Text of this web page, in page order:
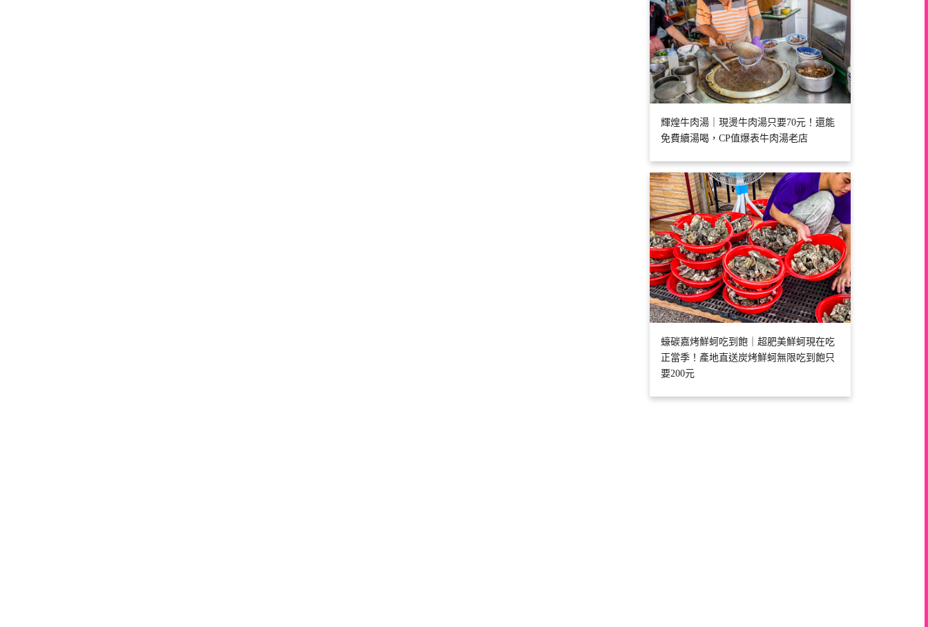
輝煌牛肉湯｜現燙牛肉湯只要70元！還能
免費續湯喝，CP值爆表牛肉湯老店
蠔碳嘉烤鮮蚵吃到飽｜超肥美鮮蚵現在吃
正當季！產地直送炭烤鮮蚵無限吃到飽只
要200元